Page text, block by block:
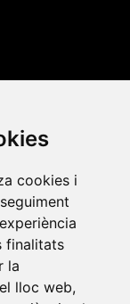
cookies i
finalitats
la
lloc web,
d'Alacant
de
•
de Girona•